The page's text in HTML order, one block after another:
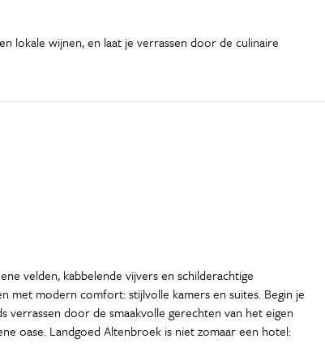
lokale wijnen, en laat je verrassen door de culinaire
velden, kabbelende vijvers en schilderachtige
met modern comfort: stijlvolle kamers en suites. Begin je
door de smaakvolle gerechten van het eigen
oase. Landgoed Altenbroek is niet zomaar een hotel: